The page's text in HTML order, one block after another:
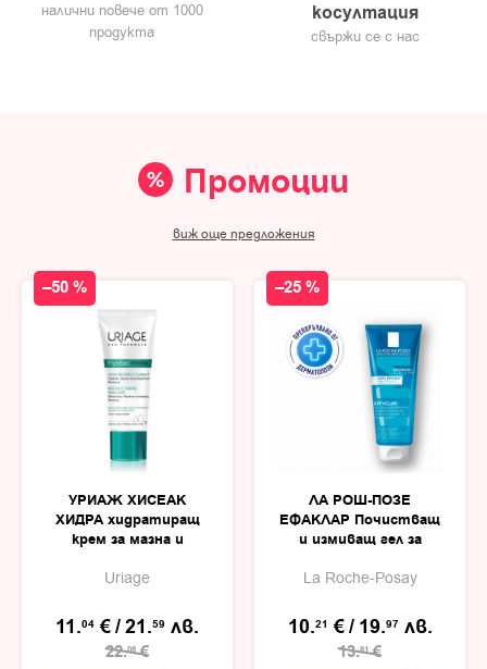
налични повече от 1000
продукта
косултация
свържи се с нас
Промоции
виж още предложения
–50 %
УРИАЖ ХИСЕАК
ХИДРА хидратиращ
крем за мазна и
40мл
Uriage
11.04 €/21.59 лв.
22.08 €
–25 %
ЛА РОШ-ПОЗЕ
ЕФАКЛАР Почистващ
и измиващ гел за
чувствителна кожа
La Roche-Posay
10.21 €/ 19.97 лв.
13.61 €